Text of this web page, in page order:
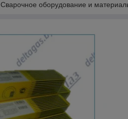
Сварочное оборудование и